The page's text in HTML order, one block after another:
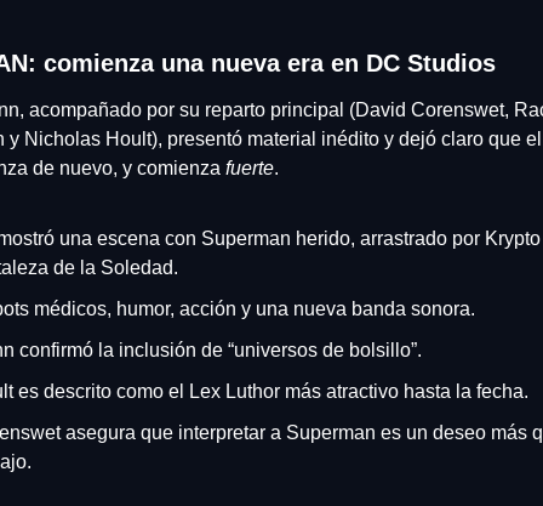
comienza una nueva era en DC Studios
acompañado por su reparto principal (David Corenswet,
y Nicholas Hoult), presentó material inédito y dejó claro que
de nuevo, y comienza fuerte.
una escena con Superman herido, arrastrado por
de la Soledad.
médicos, humor, acción y una nueva banda sonora.
confirmó la inclusión de “universos de bolsillo”.
es descrito como el Lex Luthor más atractivo hasta la fecha.
asegura que interpretar a Superman es un deseo más